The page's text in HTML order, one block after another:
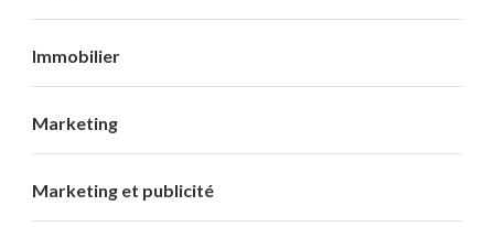
Immobilier
Marketing
Marketing et publicité